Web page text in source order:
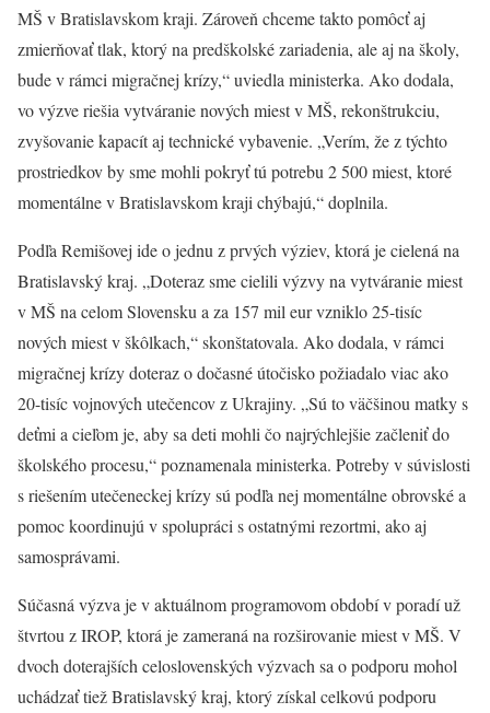
MŠ v Bratislavskom kraji. Zároveň chceme takto pomôcť aj
zmierňovať tlak, ktorý na predškolské zariadenia, ale aj na školy,
bude v rámci migračnej krízy,“ uviedla ministerka. Ako dodala,
vo výzve riešia vytváranie nových miest v MŠ, rekonštrukciu,
zvyšovanie kapacít aj technické vybavenie. „Verím, že z týchto
prostriedkov by sme mohli pokryť tú potrebu 2 500 miest, ktoré
momentálne v Bratislavskom kraji chýbajú,“ doplnila.
Podľa Remišovej ide o jednu z prvých výziev, ktorá je cielená na
Bratislavský kraj. „Doteraz sme cielili výzvy na vytváranie miest
v MŠ na celom Slovensku a za 157 mil eur vzniklo 25-tisíc
nových miest v škôlkach,“ skonštatovala. Ako dodala, v rámci
migračnej krízy doteraz o dočasné útočisko požiadalo viac ako
20-tisíc vojnových utečencov z Ukrajiny. „Sú to väčšinou matky s
deťmi a cieľom je, aby sa deti mohli čo najrýchlejšie začleniť do
školského procesu,“ poznamenala ministerka. Potreby v súvislosti
s riešením utečeneckej krízy sú podľa nej momentálne obrovské a
pomoc koordinujú v spolupráci s ostatnými rezortmi, ako aj
samosprávami.
Súčasná výzva je v aktuálnom programovom období v poradí už
štvrtou z IROP, ktorá je zameraná na rozširovanie miest v MŠ. V
dvoch doterajších celoslovenských výzvach sa o podporu mohol
uchádzať tiež Bratislavský kraj, ktorý získal celkovú podporu